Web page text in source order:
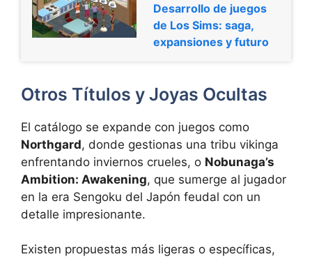
Desarrollo de juegos
de Los Sims: saga,
expansiones y futuro
Otros Títulos y Joyas Ocultas
El catálogo se expande con juegos como
Northgard, donde gestionas una tribu vikinga
enfrentando inviernos crueles, o Nobunaga’s
Ambition: Awakening, que sumerge al jugador
en la era Sengoku del Japón feudal con un
detalle impresionante.
Existen propuestas más ligeras o específicas,